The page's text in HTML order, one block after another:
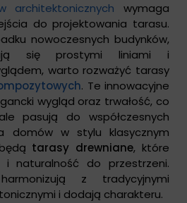
architektonicznych wymaga
do projektowania tarasu.
nowoczesnych budynków,
się prostymi liniami i
warto rozważyć tarasy
. Te innowacyjne
wygląd oraz trwałość, co
pasują do współczesnych
domów w stylu klasycznym
tarasy drewniane, które
i naturalność do przestrzeni.
z tradycyjnymi
i dodają charakteru.